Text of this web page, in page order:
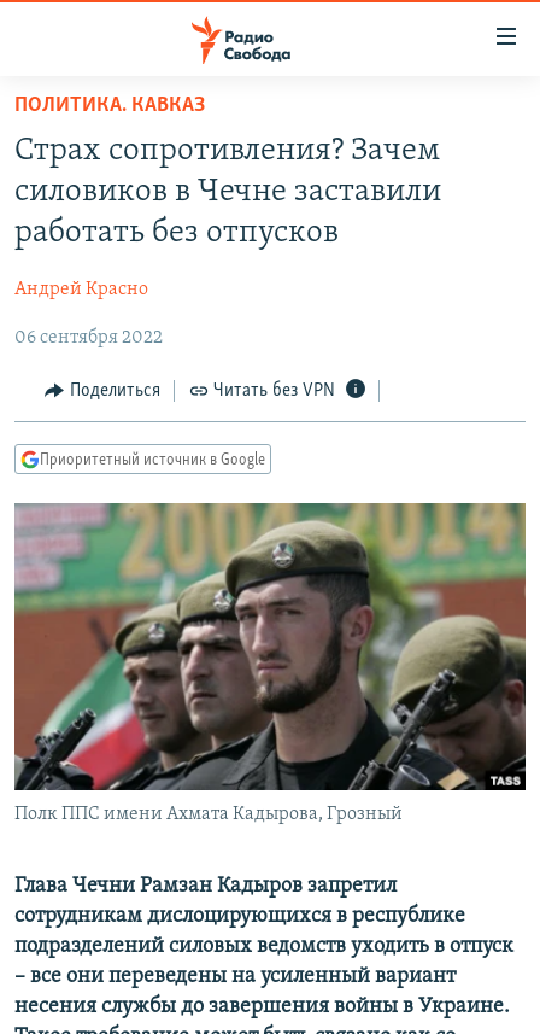
упрощенного
доступа
основному
Вернутся
навигации
Вернутся
поиску
ПОДКАСТЫ
АВТОРСКИЕ ПРОЕКТЫ
МНЕНИЯ
КУЛЬТУРА
IDEL.РЕАЛИИ
СЕВЕР.РЕАЛИИ
СИБИРЬ.РЕАЛИИ
РАСПИСАНИЕ ВЕЩАНИЯ
ПОДПИШИТЕСЬ НА РАССЫЛКУ
СОЦИАЛЬНЫЕ СЕТИ
ПОЛИТИКА. КАВКАЗ
Страх сопротивления? Зачем
силовиков в Чечне заставили
работать без отпусков
Андрей Красно
06 сентября 2022
Поделиться Читать без VPN
Приоритетный источник в Google
Полк ППС имени Ахмата Кадырова, Грозный
Глава Чечни Рамзан Кадыров запретил
сотрудникам дислоцирующихся в республике
подразделений силовых ведомств уходить в отпуск
– все они переведены на усиленный вариант
несения службы до завершения войны в Украине.